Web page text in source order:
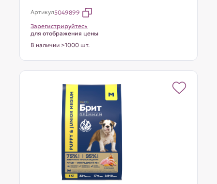
Артикул5049899
Зарегистрируйтесь
для отображения цены
В наличии >1000 шт.